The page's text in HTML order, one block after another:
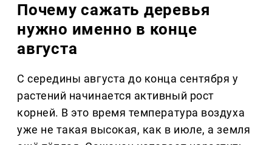
Почему сажать деревья
нужно именно в конце
августа
С середины августа до конца сентября у
растений начинается активный рост
корней. В это время температура воздуха
уже не такая высокая, как в июле, а земля